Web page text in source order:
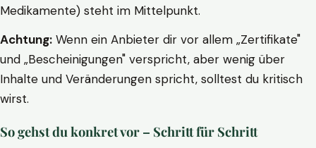
Medikamente) steht im Mittelpunkt.
Achtung: Wenn ein Anbieter dir vor allem „Zertifikate"
und „Bescheinigungen" verspricht, aber wenig über
Inhalte und Veränderungen spricht, solltest du kritisch
wirst.
So gehst du konkret vor – Schritt für Schritt